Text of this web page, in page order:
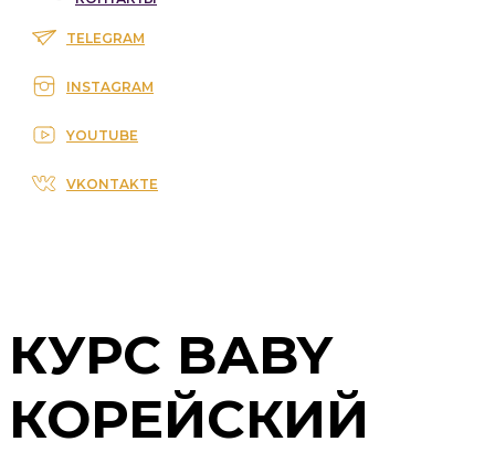
TELEGRAM
INSTAGRAM
YOUTUBE
VKONTAKTE
КУРС BABY
КОРЕЙСКИЙ